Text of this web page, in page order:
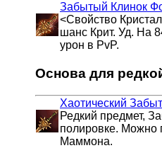
Забытый Клинок
<Свойство
шанс Крит. Уд. На
урон в PvP.
Основа для
Хаотический
Редкий предмет,
полировке. Можно
Маммона.